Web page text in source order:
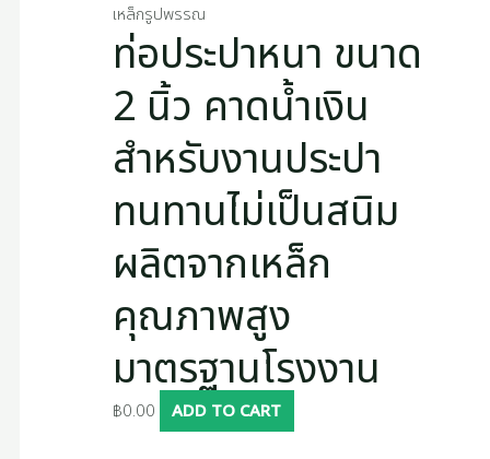
เหล็กรูปพรรณ
ท่อประปาหนา ขนาด
2 นิ้ว คาดน้ำเงิน
สำหรับงานประปา
ทนทานไม่เป็นสนิม
ผลิตจากเหล็ก
คุณภาพสูง
มาตรฐานโรงงาน
฿0.00 ADD TO CART